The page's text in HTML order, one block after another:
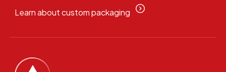
Learn about custom packaging